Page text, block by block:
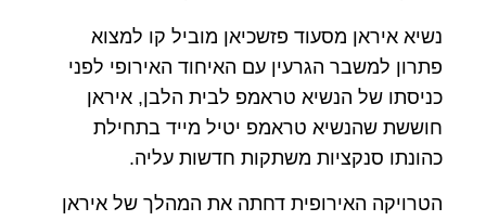
נשיא איראן מסעוד פזשכיאן מוביל קו למצוא
פתרון למשבר הגרעין עם האיחוד האירופי לפני
כניסתו של הנשיא טראמפ לבית הלבן, איראן
חוששת שהנשיא טראמפ יטיל מייד בתחילת
כהונתו סנקציות משתקות חדשות עליה.
הטרויקה האירופית דחתה את המהלך של איראן